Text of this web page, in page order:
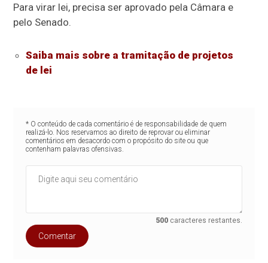
Para virar lei, precisa ser aprovado pela Câmara e
pelo Senado.
Saiba mais sobre a tramitação de projetos
de lei
* O conteúdo de cada comentário é de responsabilidade de quem
realizá-lo. Nos reservamos ao direito de reprovar ou eliminar
comentários em desacordo com o propósito do site ou que
contenham palavras ofensivas.
500 caracteres restantes.
Comentar